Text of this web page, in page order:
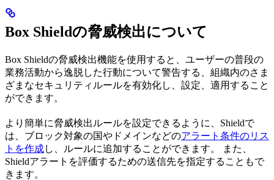
Box Shieldの脅威検出について
Box Shieldの脅威検出機能を使用すると、ユーザーの普段の
業務活動から逸脱した行動について警告する、組織内のさま
ざまなセキュリティルールを有効化し、設定、適用すること
ができます。
より簡単に脅威検出ルールを設定できるように、Shieldで
は、ブロック対象の国やドメインなどのアラート条件のリス
トを作成し、ルールに追加することができます。 また、
Shieldアラートを評価するための送信先を指定することもで
きます。